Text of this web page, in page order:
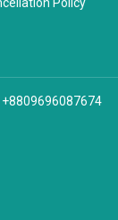
Policy